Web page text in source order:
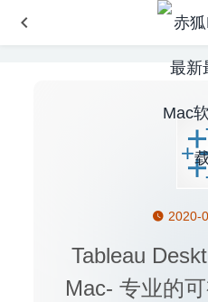
2020-
Tableau
Mac- 专业的
Blocs 3.4.5 for Mac- 强大的
Affinity Designer 1.8.2 for
2020-03-18